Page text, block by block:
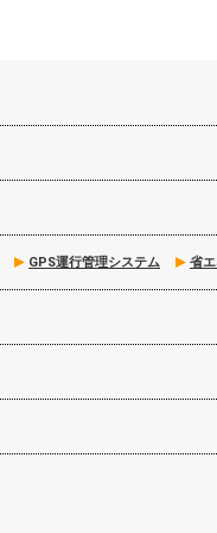
GPS運行管理システム 省